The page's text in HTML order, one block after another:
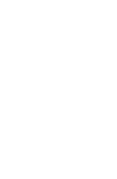
রহমানের,গ্যাস সঙ্কট